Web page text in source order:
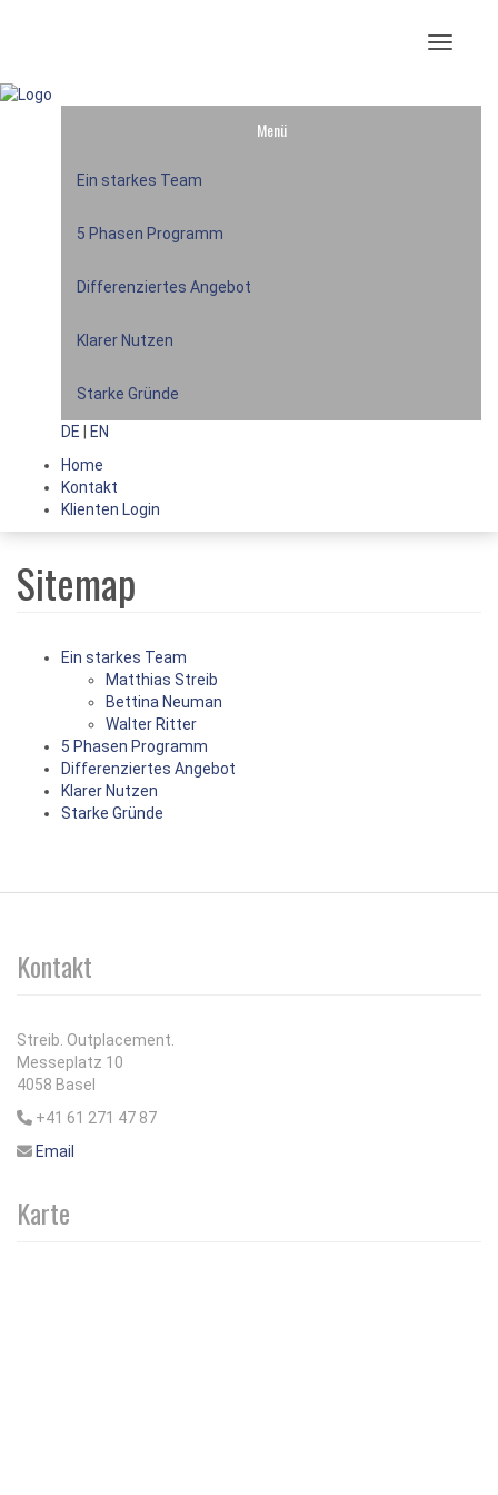
Menü
Ein starkes Team
5 Phasen Programm
Differenziertes Angebot
Klarer Nutzen
Starke Gründe
DE
EN
Home
Kontakt
Klienten Login
Sitemap
Ein starkes Team
Matthias Streib
Bettina Neuman
Walter Ritter
5 Phasen Programm
Differenziertes Angebot
Klarer Nutzen
Starke Gründe
Kontakt
Streib. Outplacement.
Messeplatz 10
4058 Basel
+41 61 271 47 87
Email
Karte